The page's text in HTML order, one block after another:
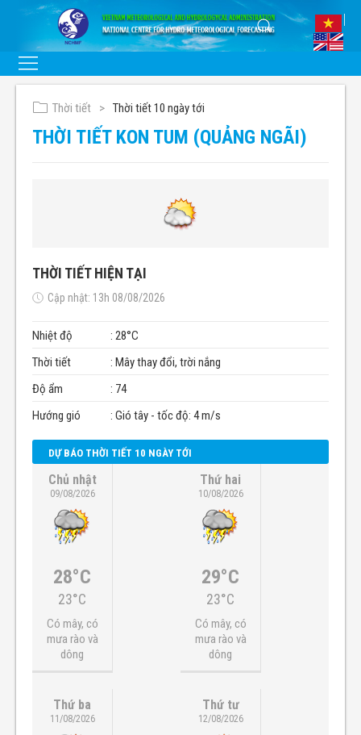
Thời tiết Thời tiết 10 ngày tới
THỜI TIẾT KON TUM (QUẢNG NGÃI)
THỜI TIẾT HIỆN TẠI
Cập nhật: 13h 08/08/2026
Nhiệt độ
: 28°C
Thời tiết
: Mây thay đổi, trời nắng
Độ ẩm
: 74
Hướng gió
: Gió tây - tốc độ: 4 m/s
DỰ BÁO THỜI TIẾT 10 NGÀY TỚI
Chủ nhật
09/08/2026
28°C
23°C
Có mây, có
mưa rào và
dông
Thứ hai
10/08/2026
29°C
23°C
Có mây, có
mưa rào và
dông
Thứ ba
11/08/2026
Thứ tư
12/08/2026